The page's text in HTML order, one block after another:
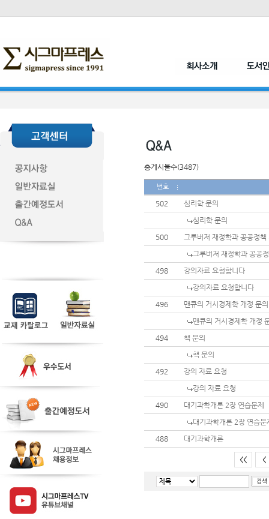
총게시물수(3487)
번호
502
심리학 문의
심리학 문의
500
그루버저 재정학과 공공정책
그루버저 재정학과 공공
498
강의자료 요청합니다
강의자료 요청합니다
496
맨큐의 거시경제학 개정 문의
맨큐의 거시경제학 개정
494
책 문의
책 문의
492
강의 자료 요청
강의 자료 요청
490
대기과학개론 2장 연습문제
대기과학개론 2장 연습문
488
대기과학개론
<< <